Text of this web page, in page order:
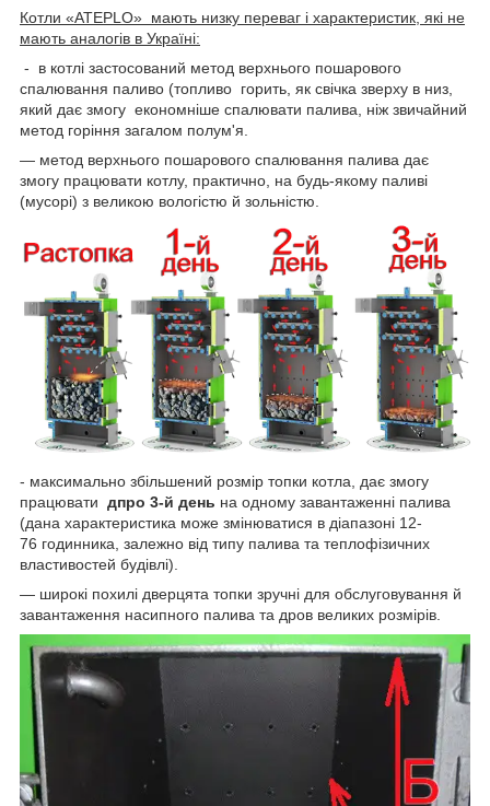
Котли «ATEPLO» мають низку переваг і характеристик, які не
мають аналогів в Україні:
- в котлі застосований метод верхнього пошарового
спалювання паливо (топливо горить, як свічка зверху в низ,
який дає змогу економніше спалювати палива, ніж звичайний
метод горіння загалом полум'я.
— метод верхнього пошарового спалювання палива дає
змогу працювати котлу, практично, на будь-якому паливі
(мусорі) з великою вологістю й зольністю.
- максимально збільшений розмір топки котла, дає змогу
працювати дпро 3-й день на одному завантаженні палива
(дана характеристика може змінюватися в діапазоні 12-
76 годинника, залежно від типу палива та теплофізичних
властивостей будівлі).
— широкі похилі дверцята топки зручні для обслуговування й
завантаження насипного палива та дров великих розмірів.